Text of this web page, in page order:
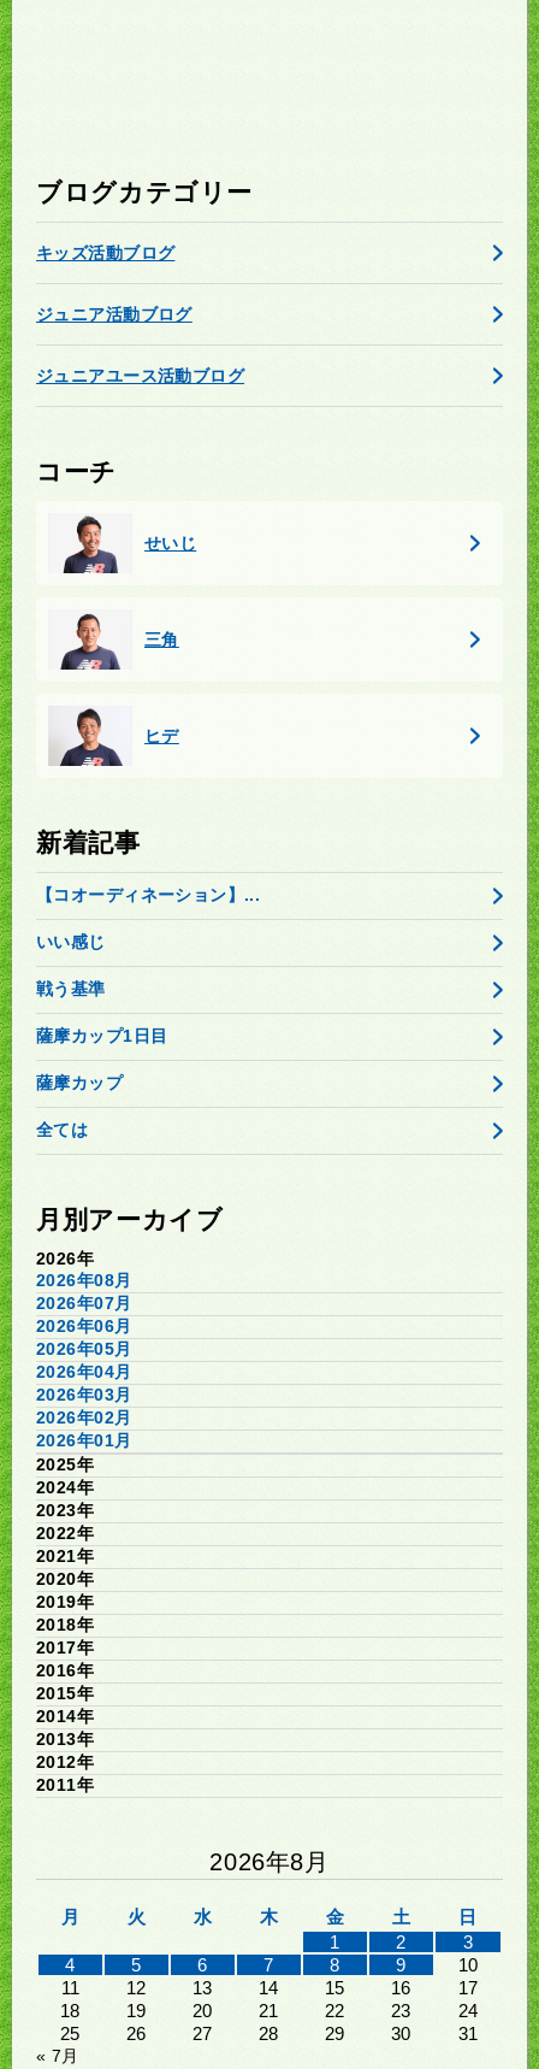
ブログカテゴリー
キッズ活動ブログ
ジュニア活動ブログ
ジュニアユース活動ブログ
コーチ
せいじ
三角
ヒデ
新着記事
【コオーディネーション】...
いい感じ
戦う基準
薩摩カップ1日目
薩摩カップ
全ては
月別アーカイブ
2026年
2026年08月
2026年07月
2026年06月
2026年05月
2026年04月
2026年03月
2026年02月
2026年01月
2025年
2024年
2023年
2022年
2021年
2020年
2019年
2018年
2017年
2016年
2015年
2014年
2013年
2012年
2011年
2026年8月
月 火 水 木 金 土
日
1
2
3
4
5 6 7 8 9
10
11
12 13 14 15 16
17
18
19 20 21 22 23
24
25
26 27 28 29 30 31
« 7月